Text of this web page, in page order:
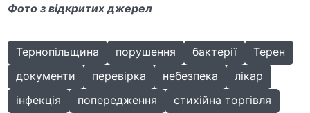
Фото з відкритих джерел
Тернопільщина порушення бактерії
Терен
документи
перевірка небезпека
лікар
інфекція
попередження
стихійна торгівля